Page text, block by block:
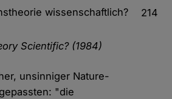
wissenschaftlich?
214
Scientific? (1984)
unsinniger Nature-
"die